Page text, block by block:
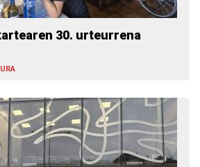
30. urteurrena